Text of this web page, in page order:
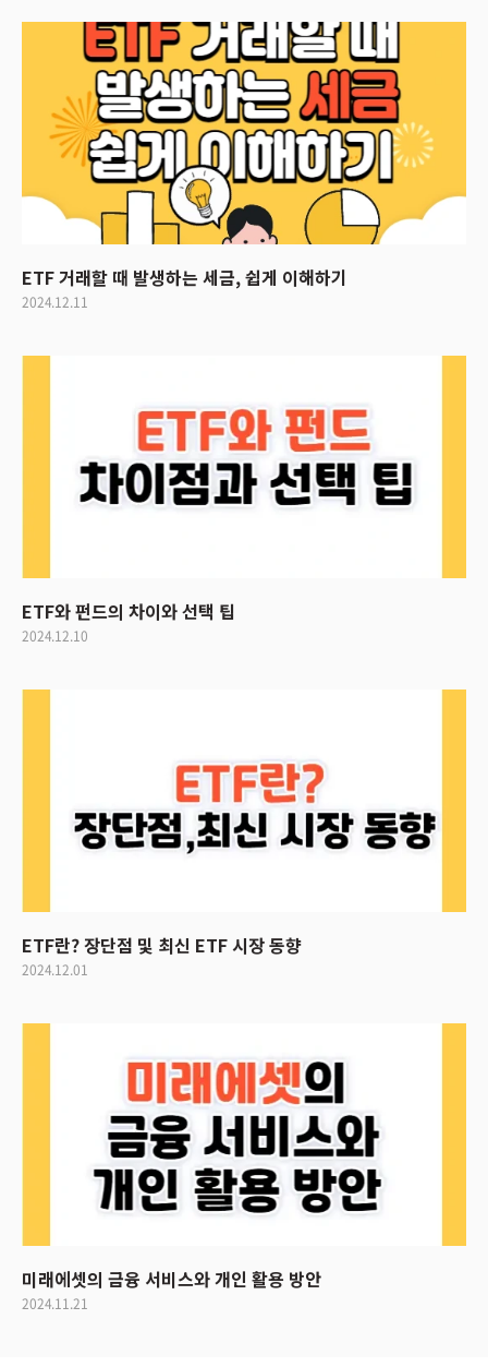
ETF 거래할 때 발생하는 세금, 쉽게 이해하기
2024.12.11
ETF와 펀드의 차이와 선택 팁
2024.12.10
ETF란? 장단점 및 최신 ETF 시장 동향
2024.12.01
미래에셋의 금융 서비스와 개인 활용 방안
2024.11.21